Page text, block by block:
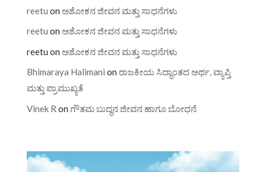
reetu on ಅಶೋಕನ ಜೀವನ ಮತ್ತು ಸಾಧನೆಗಳು
reetu on ಅಶೋಕನ ಜೀವನ ಮತ್ತು ಸಾಧನೆಗಳು
reetu on ಅಶೋಕನ ಜೀವನ ಮತ್ತು ಸಾಧನೆಗಳು
Bhimaraya Halimani on ರಾಜಕೀಯ ಸಿದ್ಧಾಂತದ ಅರ್ಥ, ವ್ಯಾಪ್ತಿ
ಮತ್ತು ಪ್ರಾಮುಖ್ಯತೆ
Vinek R on ಗೌತಮ ಬುದ್ಧನ ಜೀವನ ಹಾಗೂ ಬೋಧನೆ